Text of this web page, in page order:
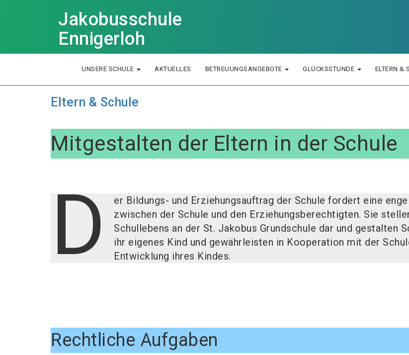
Jakobusschule
Ennigerloh
UNSERE SCHULE AKTUELLES BETREUUNGSANGEBOTE GLÜCKSSTUNDE ELTERN &
Eltern & Schule
Mitgestalten der Eltern in der Schule
D
er Bildungs- und Erziehungsauftrag der Schule fordert eine
zwischen der Schule und den Erziehungsberechtigten. Sie
Schullebens an der St. Jakobus Grundschule dar und gestalten
ihr eigenes Kind und gewährleisten in Kooperation mit der
Entwicklung ihres Kindes.
Rechtliche Aufgaben